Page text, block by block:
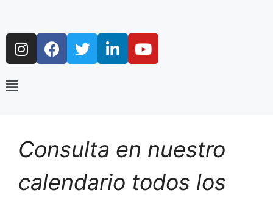
Consulta en nuestro
calendario todos los